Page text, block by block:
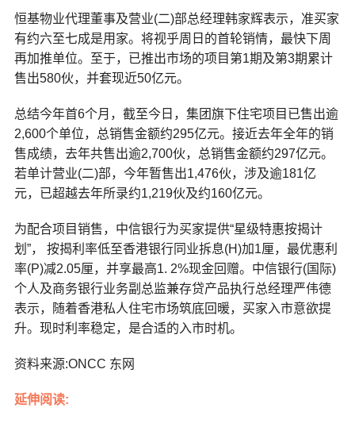
恒基物业代理董事及营业(二)部总经理韩家辉表示，准买家
有约六至七成是用家。将视乎周日的首轮销情，最快下周
再加推单位。至于，已推出市场的项目第1期及第3期累计
售出580伙，并套现近50亿元。
总结今年首6个月，截至今日，集团旗下住宅项目已售出逾
2,600个单位，总销售金额约295亿元。接近去年全年的销
售成绩，去年共售出逾2,700伙，总销售金额约297亿元。
若单计营业(二)部，今年暂售出1,476伙，涉及逾181亿
元，已超越去年所录约1,219伙及约160亿元。
为配合项目销售，中信银行为买家提供“星级特惠按揭计
划”， 按揭利率低至香港银行同业拆息(H)加1厘，最优惠利
率(P)减2.05厘，并享最高1. 2%现金回赠。中信银行(国际)
个人及商务银行业务副总监兼存贷产品执行总经理严伟德
表示，随着香港私人住宅市场筑底回暖，买家入市意欲提
升。现时利率稳定，是合适的入市时机。
资料来源:ONCC 东网
延伸阅读: